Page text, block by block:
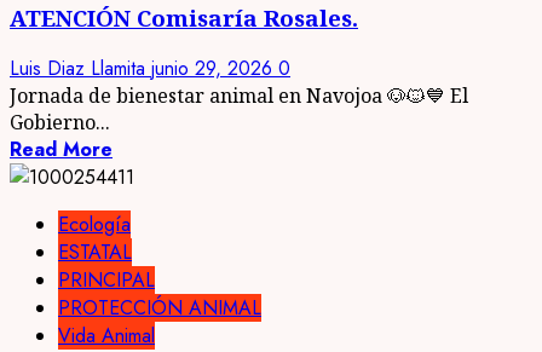
ATENCIÓN Comisaría Rosales.
Luis Diaz Llamita junio 29, 2026 0
Jornada de bienestar animal en Navojoa 🐶🐱💙 El
Gobierno...
Read More
Ecología
ESTATAL
PRINCIPAL
PROTECCIÓN ANIMAL
Vida Animal